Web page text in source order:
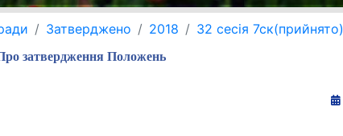
Затверджено 2018 32 сесія 7ск(прийнято)
затвердження Положень